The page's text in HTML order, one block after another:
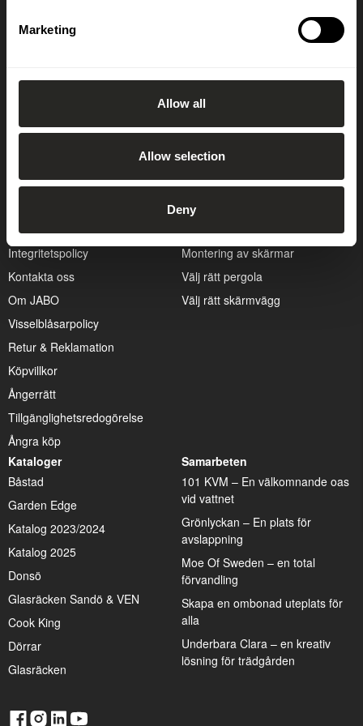
Marketing
Allow all
Allow selection
Deny
OK
Cookiepolicy
Hållbarhetspolicy
Integritetspolicy
Kontakta oss
Om JABO
Visselblåsarpolicy
Retur & Reklamation
Köpvillkor
Ångerrätt
Tillgänglighetsredogörelse
Ångra köp
Guider
Att bygga altan
Att välja rätt dörr
Montering av skärmar
Välj rätt pergola
Välj rätt skärmvägg
Kataloger
Båstad
Garden Edge
Katalog 2023/2024
Katalog 2025
Donsö
Glasräcken Sandö & VEN
Cook King
Dörrar
Glasräcken
Samarbeten
101 KVM – En välkomnande oas
vid vattnet
Grönlyckan – En plats för
avslappning
Moe Of Sweden – en total
förvandling
Skapa en ombonad uteplats för
alla
Underbara Clara – en kreativ
lösning för trädgården